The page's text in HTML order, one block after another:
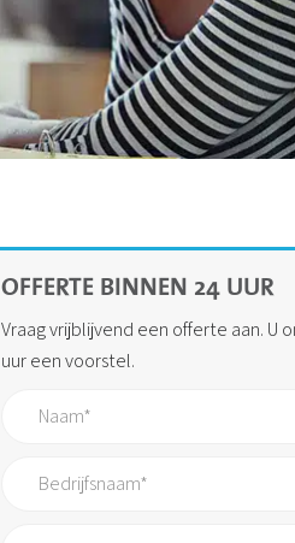
OFFERTE BINNEN 24 UUR
Vraag vrijblijvend een offerte aan. U
uur een voorstel.